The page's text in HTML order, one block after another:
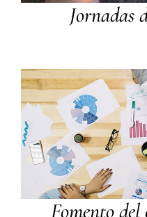
Jornadas
Fomento